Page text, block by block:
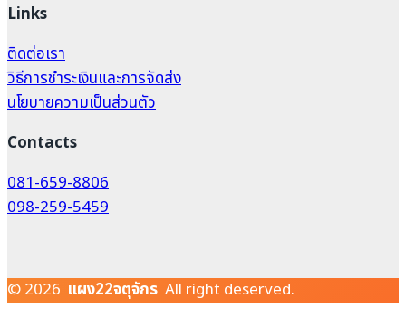
Links
ติดต่อเรา
วิธีการชำระเงินและการจัดส่ง
นโยบายความเป็นส่วนตัว
Contacts
081-659-8806
098-259-5459
© 2026 แผง22จตุจักร All right deserved.